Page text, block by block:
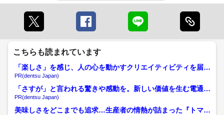
こちらも読まれています
「楽しさ」を感じ、人の心を動かすクリエイティビティを届け
る
PR(dentsu Japan)
「さすが」と言われる驚きや感動を。新しい価値を生む電通の
挑戦
PR(dentsu Japan)
美味しさをどこまでも追求…生産者の情熱が詰まった『トマト